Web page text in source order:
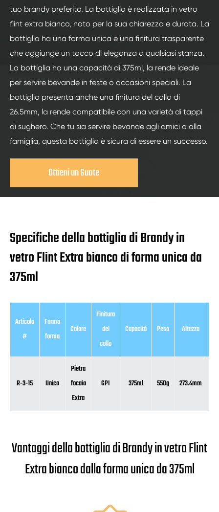
tuo brandy preferito. La bottiglia è realizzata in vetro
flint extra bianco, noto per la sua chiarezza e durata. La
bottiglia ha una forma unica e una finitura trasparente
che aggiunge un tocco di eleganza a qualsiasi stanza.
La bottiglia ha una capacità di 375ml, la rende ideale
per servire bevande in feste o occasioni speciali. La
bottiglia presenta anche una finitura del collo di
26.5mm, la rende compatibile con una varietà di tappi
di sughero. Che tu sia servire bevande agli amici o alla
famiglia, questa bottiglia è sicura di essere un successo.
Ottieni un Guote
Specifiche della bottiglia di Brandy in
vetro Flint Extra bianco di forma unica da
375ml
Articolo
#
Forma
forma
Colore
Finitura
del
collo
Capacità Peso Altezza
R-3-15 Unico
Pietra
focaia
Extra
GPI 375ml 550g 273.4mm
Vantaggi della bottiglia di Brandy in vetro Flint
Extra bianco dalla forma unica da 375ml